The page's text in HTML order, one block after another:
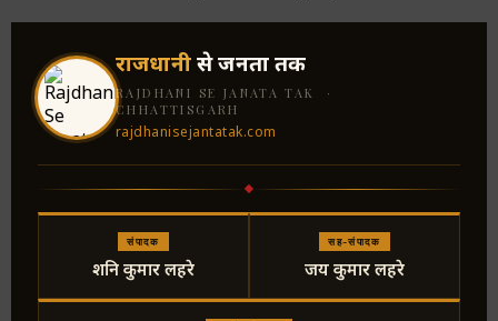
राजधानीसे जनता तक
RAJDHANI SE JANATA TAK ·
CHHATTISGARH
rajdhanisejantatak.com
संपादक
शनि कुमार लहरे
सह-संपादक
जय कुमार लहरे